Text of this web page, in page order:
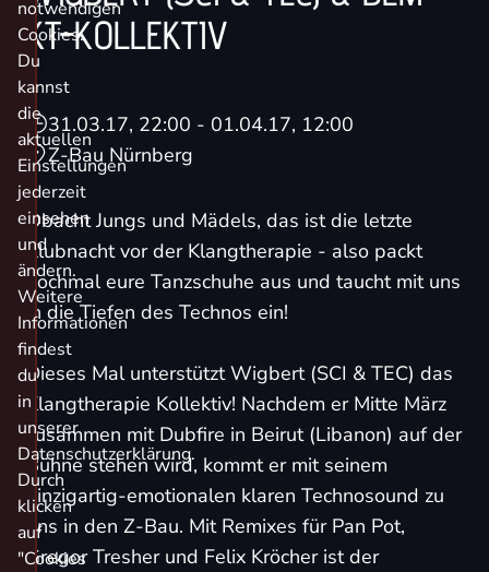
KT-KOLLEKTIV
31.03.17, 22:00 - 01.04.17, 12:00
Z-Bau Nürnberg
Obacht Jungs und Mädels, das ist die letzte
Klubnacht vor der Klangtherapie - also packt
nochmal eure Tanzschuhe aus und taucht mit uns
in die Tiefen des Technos ein!
Dieses Mal unterstütztWigbert(SCI & TEC) das
Klangtherapie Kollektiv! Nachdem er Mitte März
zusammen mit Dubfire in Beirut (Libanon) auf der
Bühne stehen wird, kommt er mit seinem
einzigartig-emotionalen klaren Technosound zu
uns in den Z-Bau. Mit Remixes für Pan Pot,
Gregor Tresher und Felix Kröcher ist der
notwendigen
Cookies.
Du
kannst
die
aktuellen
Einstellungen
jederzeit
einsehen
und
ändern.
Weitere
Informationen
findest
du
in
unserer
Datenschutzerklärung.
Durch
klicken
auf
"Cookies